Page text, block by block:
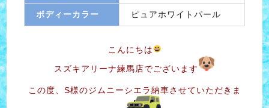
ボディーカラー ピュアホワイトパール
こんにちは
スズキアリーナ練馬店でございます
この度、S様のジムニーシエラ納車させていただきま